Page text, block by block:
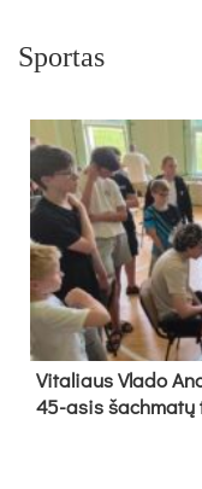
Sportas
Vi­ta­liaus Vla­do
45-asis šach­ma­tų